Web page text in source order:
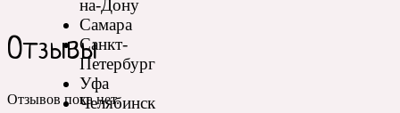
на-Дону
Самара
Санкт-
Петербург
Уфа
Челябинск
Отзывы
Отзывов пока нет.